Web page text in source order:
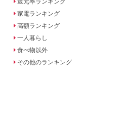
還元率ランキング
家電ランキング
高額ランキング
一人暮らし
食べ物以外
その他のランキング